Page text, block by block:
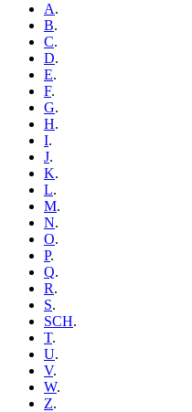
A.
B.
C.
D.
E.
F.
G.
H.
I.
J.
K.
L.
M.
N.
O.
P.
Q.
R.
S.
SCH.
T.
U.
V.
W.
Z.